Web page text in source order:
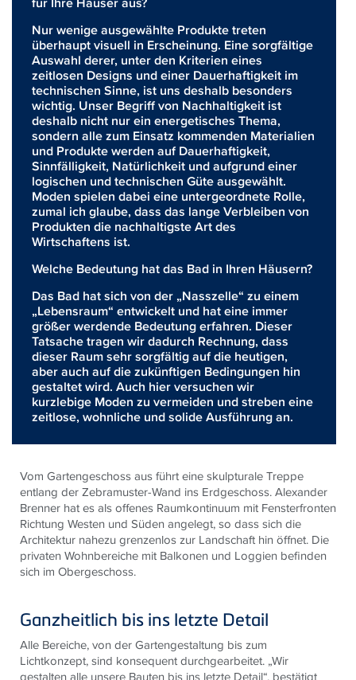
Nur wenige ausgewählte Produkte treten
überhaupt visuell in Erscheinung. Eine sorgfältige
Auswahl derer, unter den Kriterien eines
zeitlosen Designs und einer Dauerhaftigkeit im
technischen Sinne, ist uns deshalb besonders
wichtig. Unser Begriff von Nachhaltigkeit ist
deshalb nicht nur ein energetisches Thema,
sondern alle zum Einsatz kommenden Materialien
und Produkte werden auf Dauerhaftigkeit,
Sinnfälligkeit, Natürlichkeit und aufgrund einer
logischen und technischen Güte ausgewählt.
Moden spielen dabei eine untergeordnete Rolle,
zumal ich glaube, dass das lange Verbleiben von
Produkten die nachhaltigste Art des
Wirtschaftens ist.
Welche Bedeutung hat das Bad in Ihren Häusern?
Das Bad hat sich von der „Nasszelle“ zu einem
„Lebensraum“ entwickelt und hat eine immer
größer werdende Bedeutung erfahren. Dieser
Tatsache tragen wir dadurch Rechnung, dass
dieser Raum sehr sorgfältig auf die heutigen,
aber auch auf die zukünftigen Bedingungen hin
gestaltet wird. Auch hier versuchen wir
kurzlebige Moden zu vermeiden und streben eine
zeitlose, wohnliche und solide Ausführung an.
Vom Gartengeschoss aus führt eine skulpturale Treppe
entlang der Zebramuster-Wand ins Erdgeschoss. Alexander
Brenner hat es als offenes Raumkontinuum mit Fensterfronten
Richtung Westen und Süden angelegt, so dass sich die
Architektur nahezu grenzenlos zur Landschaft hin öffnet. Die
privaten Wohnbereiche mit Balkonen und Loggien befinden
sich im Obergeschoss.
Ganzheitlich bis ins letzte Detail
Alle Bereiche, von der Gartengestaltung bis zum
Lichtkonzept, sind konsequent durchgearbeitet. „Wir
gestalten alle unsere Bauten bis ins letzte Detail“, bestätigt